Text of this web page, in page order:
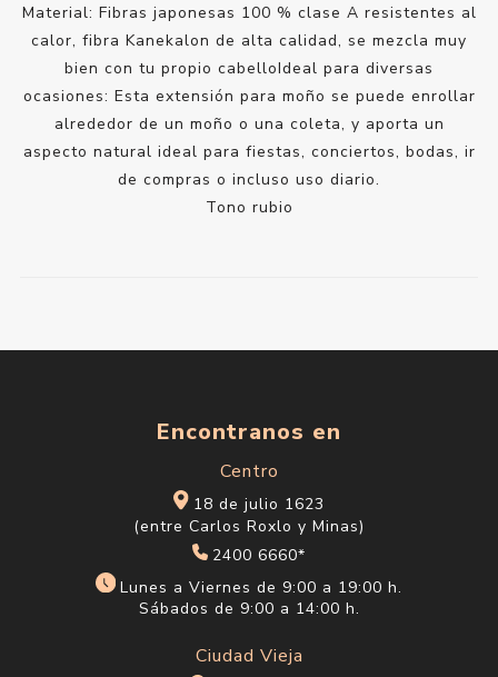
Material: Fibras japonesas 100 % clase A resistentes al
calor, fibra Kanekalon de alta calidad, se mezcla muy
bien con tu propio cabelloIdeal para diversas
ocasiones: Esta extensión para moño se puede enrollar
alrededor de un moño o una coleta, y aporta un
aspecto natural ideal para fiestas, conciertos, bodas, ir
de compras o incluso uso diario.
Tono rubio
Encontranos en
Centro
18 de julio 1623
(entre Carlos Roxlo y Minas)
2400 6660*
Lunes a Viernes de 9:00 a 19:00 h.
Sábados de 9:00 a 14:00 h.
Ciudad Vieja